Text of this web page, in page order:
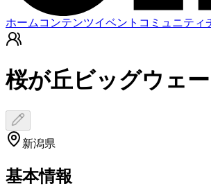
ホーム コンテンツイベント コミュニティ
桜が丘ビッグウェ
新潟県
基本情報